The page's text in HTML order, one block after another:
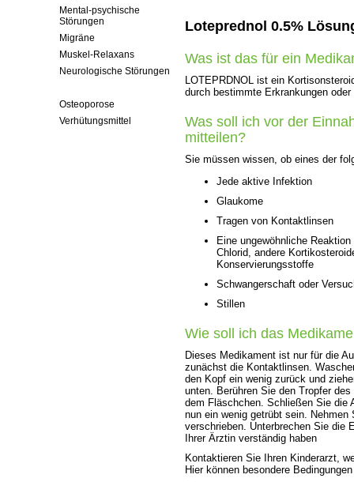
Mental-psychische
Störungen
Migräne
Muskel-Relaxans
Neurologische Störungen
Osteoporose
Verhütungsmittel
Loteprednol 0.5%
Was ist das für ein
LOTEPRDNOL ist ein
durch bestimmte Erkrankungen
Was soll ich vor der
mitteilen?
Sie müssen wissen, ob eines der
Jede aktive Infektion
Glaukome
Tragen von Kontaktlinsen
Eine ungewöhnliche
Chlorid, andere
Konservierungsstoffe
Schwangerschaft oder
Stillen
Wie soll ich das
Dieses Medikament ist nur für die
zunächst die Kontaktlinsen.
den Kopf ein wenig zurück und
unten. Berühren Sie den Tropfer
dem Fläschchen. Schließen Sie die
nun ein wenig getrübt sein.
verschrieben. Unterbrechen Sie die
Ihrer Ärztin verständig haben
Kontaktieren Sie Ihren Kinderarzt,
Hier können besondere